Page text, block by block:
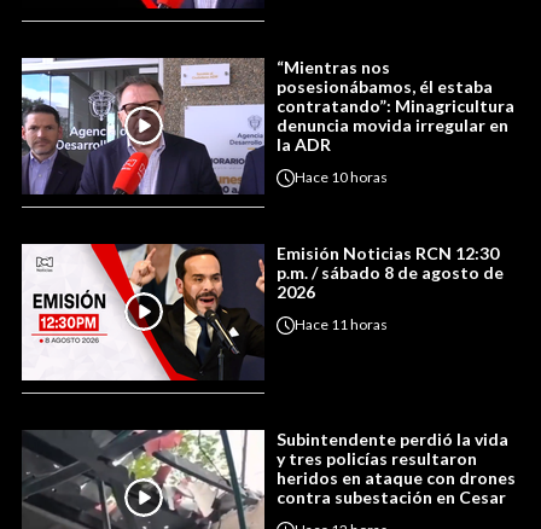
“Mientras nos
posesionábamos, él estaba
contratando”: Minagricultura
denuncia movida irregular en
la ADR
Hace 10 horas
Emisión Noticias RCN 12:30
p.m. / sábado 8 de agosto de
2026
Hace 11 horas
Subintendente perdió la vida
y tres policías resultaron
heridos en ataque con drones
contra subestación en Cesar